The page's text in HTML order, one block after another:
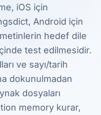
iOS için
Android için
hedef dile
test edilmesidir.
ve sayı/tarih
dokunulmadan
dosyaları
memory kurar,